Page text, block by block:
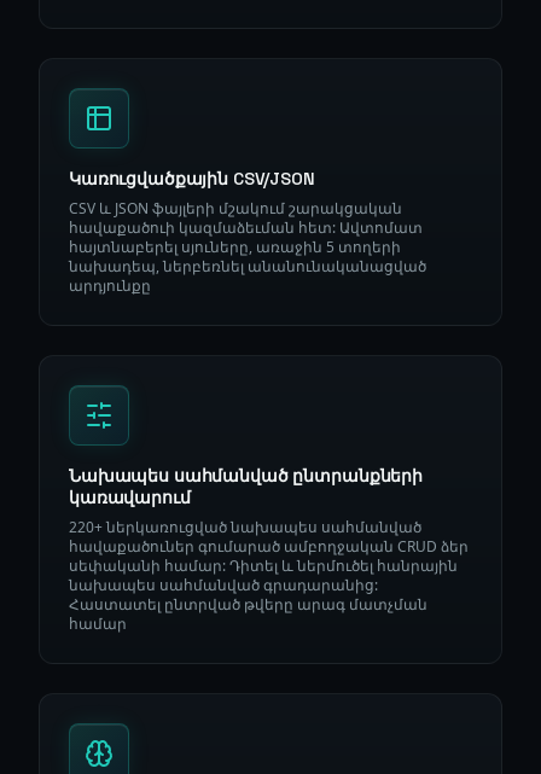
Կառուցվածքային CSV/JSON
CSV և JSON ֆայլերի մշակում շարակցական
հավաքածուի կազմաձեւման հետ: Ավտոմատ
հայտնաբերել սյուները, առաջին 5 տողերի
նախադեպ, ներբեռնել անանունականացված
արդյունքը
Նախապես սահմանված ընտրանքների
կառավարում
220+ ներկառուցված նախապես սահմանված
հավաքածուներ գումարած ամբողջական CRUD ձեր
սեփականի համար: Դիտել և ներմուծել հանրային
նախապես սահմանված գրադարանից:
Հաստատել ընտրված թվերը արագ մատչման
համար